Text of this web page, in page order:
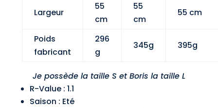
Largeur
55
cm
55
cm
55 cm
Poids
fabricant
296
g
345g 395g
Je possède la taille S et Boris la taille L
R-Value : 1.1
Saison : Eté